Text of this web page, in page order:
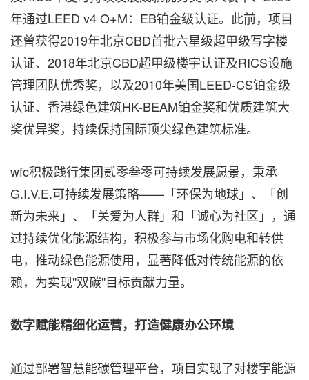
年通过LEED v4 O+M：EB铂金级认证。此前，项目
还曾获得2019年北京CBD首批六星级超甲级写字楼
认证、2018年北京CBD超甲级楼宇认证及RICS设施
管理团队优秀奖，以及2010年美国LEED-CS铂金级
认证、香港绿色建筑HK-BEAM铂金奖和优质建筑大
奖优异奖，持续保持国际顶尖绿色建筑标准。
wfc积极践行集团贰零叁零可持续发展愿景，秉承
G.I.V.E.可持续发展策略——「环保为地球」、「创
新为未来」、「关爱为人群」和「诚心为社区」，通
过持续优化能源结构，积极参与市场化购电和转供
电，推动绿色能源使用，显著降低对传统能源的依
赖，为实现"双碳"目标贡献力量。
数字赋能精细化运营，打造健康办公环境
通过部署智慧能碳管理平台，项目实现了对楼宇能源